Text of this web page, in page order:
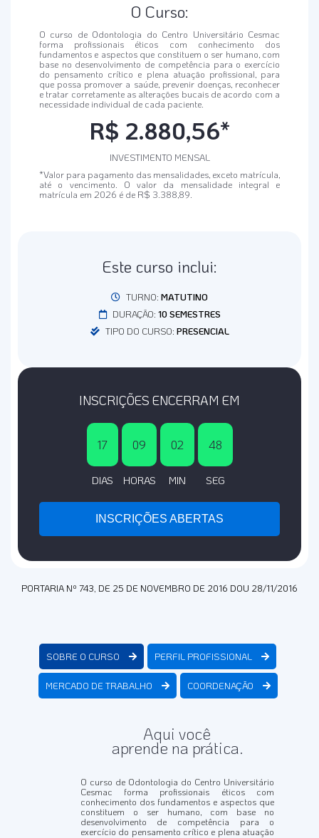
O Curso:
O curso de Odontologia do Centro Universitário Cesmac
forma profissionais éticos com conhecimento dos
fundamentos e aspectos que constituem o ser humano, com
base no desenvolvimento de competência para o exercício
do pensamento crítico e plena atuação profissional, para
que possa promover a saúde, prevenir doenças, reconhecer
e tratar corretamente as alterações bucais de acordo com a
necessidade individual de cada paciente.
R$ 2.880,56*
INVESTIMENTO MENSAL
*Valor para pagamento das mensalidades, exceto matrícula,
até o vencimento. O valor da mensalidade integral e
matrícula em 2026 é de R$ 3.388,89.
Este curso inclui:
TURNO: MATUTINO
DURAÇÃO: 10 SEMESTRES
TIPO DO CURSO: PRESENCIAL
INSCRIÇÕES ENCERRAM EM
17
DIAS
09
HORAS
02
MIN
48
SEG
INSCRIÇÕES ABERTAS
PORTARIA Nº 743, DE 25 DE NOVEMBRO DE 2016 DOU 28/11/2016
SOBRE O CURSO PERFIL PROFISSIONAL
MERCADO DE TRABALHO COORDENAÇÃO
Aqui você
aprende na prática.
O curso de Odontologia do Centro Universitário
Cesmac forma profissionais éticos com
conhecimento dos fundamentos e aspectos que
constituem o ser humano, com base no
desenvolvimento de competência para o
exercício do pensamento crítico e plena atuação